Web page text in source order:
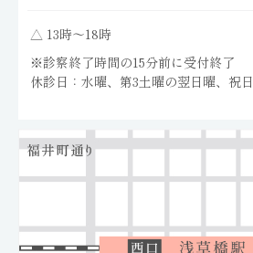
※診察終了時間の15分前に受付終了
休診日：水曜、第3土曜の翌日曜、祝日
△ 13時〜18時